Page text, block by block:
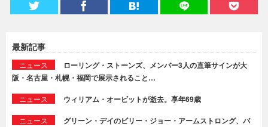
最新記事
ニュース
ローリング・ストーンズ、メンバー3人の直筆サインが大
阪・名古屋・札幌・福岡で展示されること…
ニュース ウィリアム・オービットが逝去。享年69歳
ニュース
グリーン・デイのビリー・ジョー・アームストロング、バ